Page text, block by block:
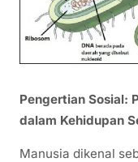
Pengertian Sosial:
dalam Kehidupan
Manusia dikenal